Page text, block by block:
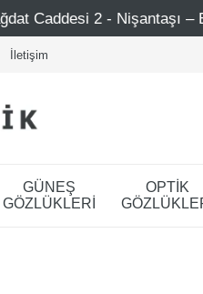
– Etiler – Ataşehir
İletişim
GÜNEŞ
GÖZLÜKLERİ
OPTİK